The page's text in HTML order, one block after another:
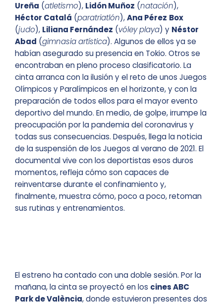
Ureña (atletismo), Lidón Muñoz (natación),
Héctor Catalá (paratriatlón),Ana Pérez Box
(judo), Liliana Fernández (vóley playa) y Néstor
Abad (gimnasia artística). Algunos de ellos ya se
habían asegurado su presencia en Tokio. Otros se
encontraban en pleno proceso clasificatorio. La
cinta arranca con la ilusión y el reto de unos Juegos
Olímpicos y Paralímpicos en el horizonte, y con la
preparación de todos ellos para el mayor evento
deportivo del mundo. En medio, de golpe, irrumpe la
preocupación por la pandemia del coronavirus y
todas sus consecuencias. Después, llega la noticia
de la suspensión de los Juegos al verano de 2021. El
documental vive con los deportistas esos duros
momentos, refleja cómo son capaces de
reinventarse durante el confinamiento y,
finalmente, muestra cómo, poco a poco, retoman
sus rutinas y entrenamientos.
El estreno ha contado con una doble sesión. Por la
mañana, la cinta se proyectó en los cines ABC
Park de València, donde estuvieron presentes dos